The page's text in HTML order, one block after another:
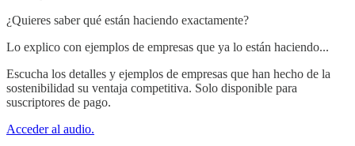
¿Quieres saber qué están haciendo exactamente?
Lo explico con ejemplos de empresas que ya lo están haciendo...
Escucha los detalles y ejemplos de empresas que han hecho de la
sostenibilidad su ventaja competitiva. Solo disponible para
suscriptores de pago.
Acceder al audio.